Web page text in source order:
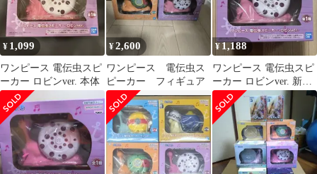
¥ 1,099
ワンピース 電伝虫スピ
ーカー ロビンver. 本体
¥2,600
ワンピース 電伝虫ス
ピーカー フィギュア
¥1,188
ワンピース 電伝虫スピ
ーカー ロビンver. 新品
未開封